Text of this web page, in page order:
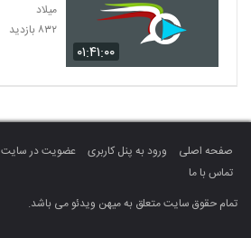
۰۱:۴۱:۰۰
میلاد
۸۳۲ بازدید
صفحه اصلی ورود به پنل کاربری عضویت در سایت
تماس با ما
تمام حقوق سایت متعلق به میهن ویدئو می باشد.